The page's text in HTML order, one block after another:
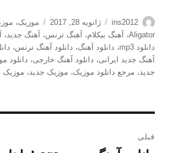
نویسنده
ins2012
ارسال
شده
در
ژانویه 28, 2017 دسته‌ها
موزیک،
Aligator، آهنگ بیکلام، آهنگ ترنس، آهنگ جدید،
دانلود mp3
، دانلود آهنگ، دانلود آهنگ ترنس،
آهنگ جدید ایرانی، دانلود آهنگ خارجی، دانلود
جدید، مرجع دانلود موزیک، موزیک جدید، موزیک
قبلی